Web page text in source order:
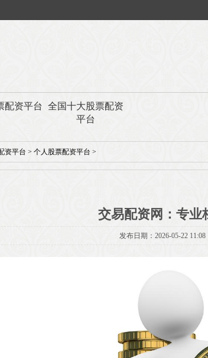
配资平台
全国十大股票配资
平台
资平台 > 个人股票配资平台 >
交易配资网：专业
发布日期：2026-05-22